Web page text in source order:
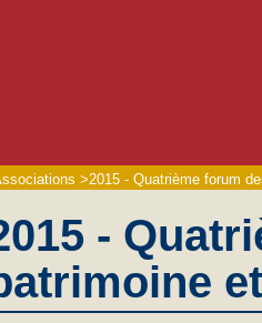
>2015 - Quatrième forum
-